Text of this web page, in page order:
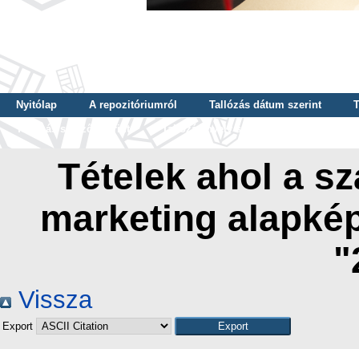
Nyitólap A repozitóriumról Tallózás dátum szerint
Tallózás szerző szerint
Tallózás nyelv szerint
Tételek ahol a
marketing
Vissza
Export